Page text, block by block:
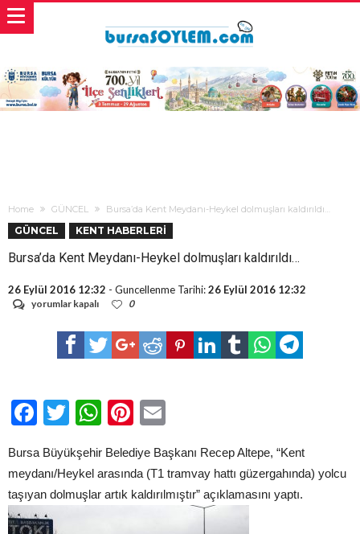
Home GÜNCEL Bursa’da Kent Meydanı-Heykel dolmuşları kaldırıldı…
GÜNCEL KENT HABERLERİ
Bursa’da Kent Meydanı-Heykel dolmuşları kaldırıldı…
26 Eylül 2016 12:32 - Guncellenme Tarihi:26 Eylül 2016 12:32
Bursa’da
Meydanı-
dolmuşları
yorumlar kapalı 0
Facebook
TwitterWhatsApp
Pinterest
Bursa Büyükşehir Belediye Başkanı Recep Altepe, “Kent
meydanı/Heykel arasında (T1 tramvay hattı güzergahında) yolcu
taşıyan dolmuşlar artık kaldırılmıştır” açıklamasını yaptı.